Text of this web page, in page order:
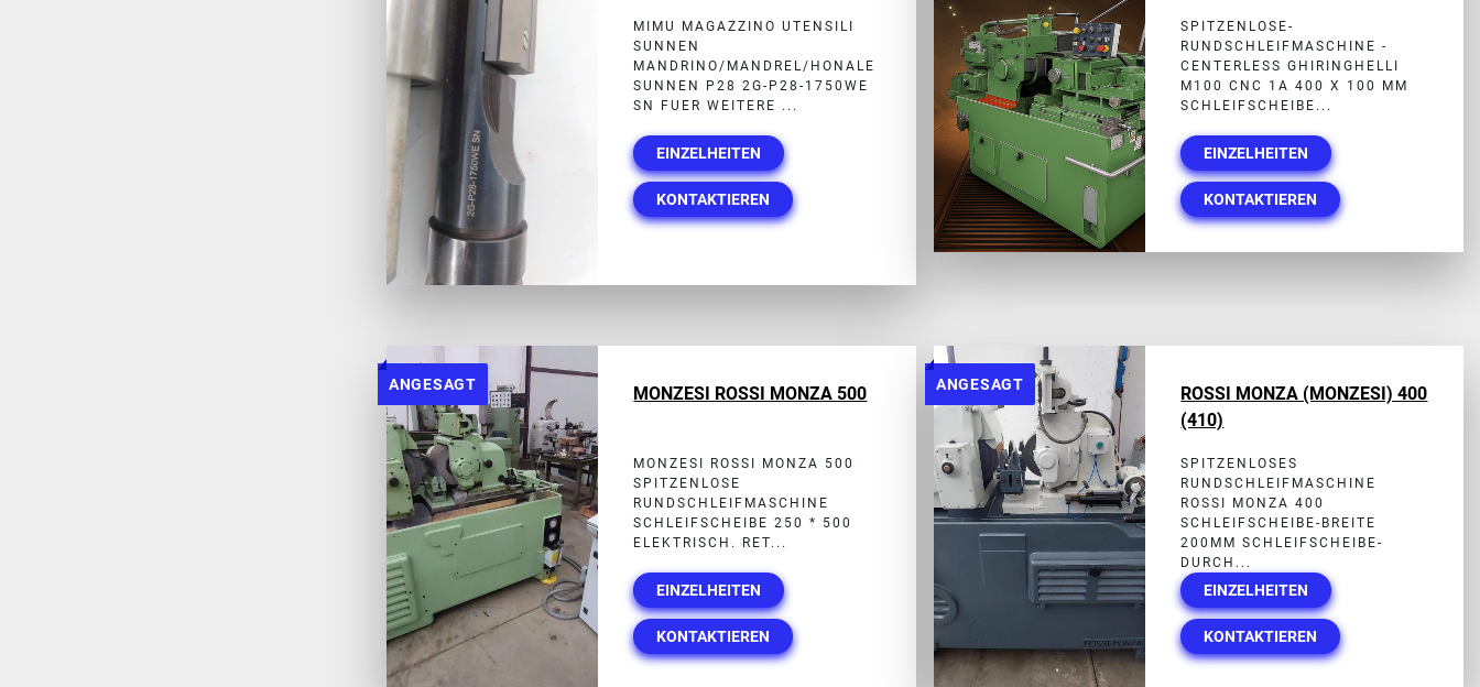
MIMU MAGAZZINO UTENSILI
SUNNEN
MANDRINO/MANDREL/HONALE
SUNNEN P28 2G-P28-1750WE
SN FUER WEITERE ...
EINZELHEITEN
KONTAKTIEREN
SPITZENLOSE-
RUNDSCHLEIFMASCHINE -
CENTERLESS GHIRINGHELLI
M100 CNC 1A 400 X 100 MM
SCHLEIFSCHEIBE...
EINZELHEITEN
KONTAKTIEREN
ANGESAGT MONZESI ROSSI MONZA 500
MONZESI ROSSI MONZA 500
SPITZENLOSE
RUNDSCHLEIFMASCHINE
SCHLEIFSCHEIBE 250 * 500
ELEKTRISCH. RET...
EINZELHEITEN
KONTAKTIEREN
ANGESAGT
ROSSI MONZA (MONZESI) 400
(410)
SPITZENLOSES
RUNDSCHLEIFMASCHINE
ROSSI MONZA 400
SCHLEIFSCHEIBE-BREITE
200MM SCHLEIFSCHEIBE-
DURCH...
EINZELHEITEN
KONTAKTIEREN